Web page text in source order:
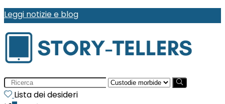
Leggi notizie e blog
Search
for:Lista dei desideri